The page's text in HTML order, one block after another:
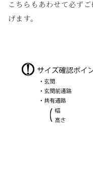
こちらもあわせて必ず
げます。